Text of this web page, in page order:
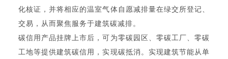
化核证，并将相应的温室气体自愿减排量在绿交所登记、
交易，从而聚焦服务于建筑碳减排。
碳信用产品挂牌上市后，可为零碳园区、零碳工厂、零碳
工地等提供建筑碳信用，实现碳抵消。实现建筑节能从单